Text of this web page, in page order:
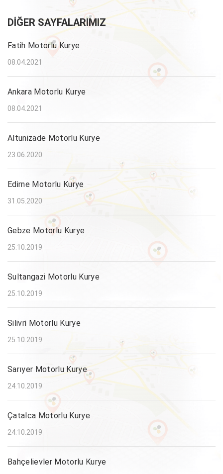
DIĞER SAYFALARIMIZ
Fatih Motorlu Kurye
08.04.2021
Ankara Motorlu Kurye
08.04.2021
Altunizade Motorlu Kurye
23.06.2020
Edirne Motorlu Kurye
31.05.2020
Gebze Motorlu Kurye
25.10.2019
Sultangazi Motorlu Kurye
25.10.2019
Silivri Motorlu Kurye
25.10.2019
Sarıyer Motorlu Kurye
24.10.2019
Çatalca Motorlu Kurye
24.10.2019
Bahçelievler Motorlu Kurye